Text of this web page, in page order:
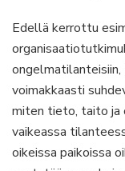
Edellä kerrottu
voimakkaasti
miten tieto, taito ja
vaikeassa
oikeissa paikoissa